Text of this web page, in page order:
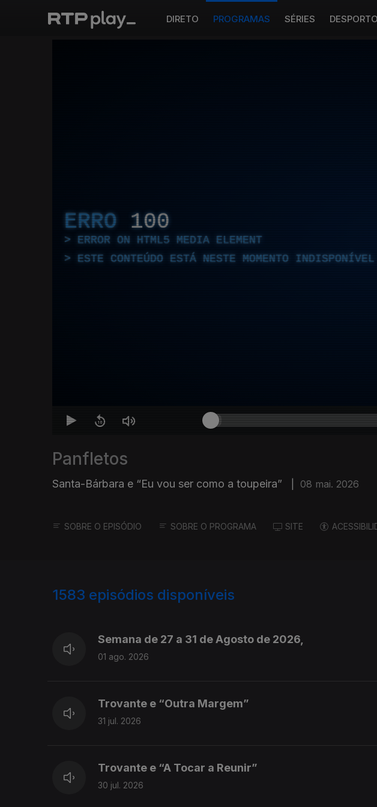
DIRETO PROGRAMAS SÉRIES DESPORTO
ERRO 100
ERROR ON HTML5 MEDIA ELEMENT
ESTE CONTEÚDO ESTÁ NESTE MOMENTO INDISPONÍVEL
Panfletos
Santa-Bárbara e “Eu vou ser como a toupeira” 08 mai. 2026
SOBRE O EPISÓDIO SOBRE O PROGRAMA SITE
1583 episódios disponíveis
Semana de 27 a 31 de Agosto de 2026,
01 ago. 2026
Trovante e “Outra Margem”
31 jul. 2026
Trovante e “A Tocar a Reunir”
30 jul. 2026